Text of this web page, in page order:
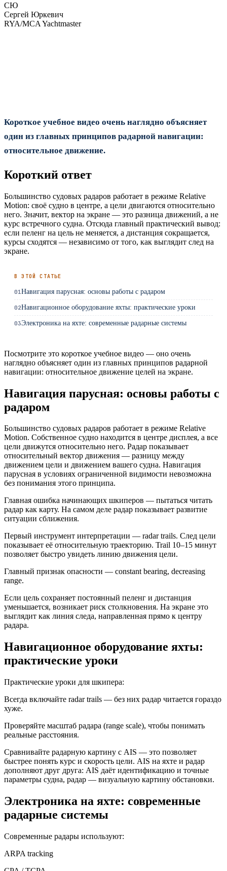
СЮ
Сергей Юркевич
RYA/MCA Yachtmaster
Короткое учебное видео очень наглядно объясняет
один из главных принципов радарной навигации:
относительное движение.
Короткий ответ
Большинство судовых радаров работает в режиме Relative
Motion: своё судно в центре, а цели двигаются относительно
него. Значит, вектор на экране — это разница движений, а не
курс встречного судна. Отсюда главный практический вывод:
если пеленг на цель не меняется, а дистанция сокращается,
курсы сходятся — независимо от того, как выглядит след на
экране.
В ЭТОЙ СТАТЬЕ
01Навигация парусная: основы работы с радаром
02Навигационное оборудование яхты: практические уроки
03Электроника на яхте: современные радарные системы
Посмотрите это короткое учебное видео — оно очень
наглядно объясняет один из главных принципов радарной
навигации: относительное движение целей на экране.
Навигация парусная: основы работы с
радаром
Большинство судовых радаров работает в режиме Relative
Motion. Собственное судно находится в центре дисплея, а все
цели движутся относительно него. Радар показывает
относительный вектор движения — разницу между
движением цели и движением вашего судна. Навигация
парусная в условиях ограниченной видимости невозможна
без понимания этого принципа.
Главная ошибка начинающих шкиперов — пытаться читать
радар как карту. На самом деле радар показывает развитие
ситуации сближения.
Первый инструмент интерпретации — radar trails. След цели
показывает её относительную траекторию. Trail 10–15 минут
позволяет быстро увидеть линию движения цели.
Главный признак опасности — constant bearing, decreasing
range.
Если цель сохраняет постоянный пеленг и дистанция
уменьшается, возникает риск столкновения. На экране это
выглядит как линия следа, направленная прямо к центру
радара.
Навигационное оборудование яхты:
практические уроки
Практические уроки для шкипера:
Всегда включайте radar trails — без них радар читается гораздо
хуже.
Проверяйте масштаб радара (range scale), чтобы понимать
реальные расстояния.
Сравнивайте радарную картину с AIS — это позволяет
быстрее понять курс и скорость цели. AIS на яхте и радар
дополняют друг друга: AIS даёт идентификацию и точные
параметры судна, радар — визуальную картину обстановки.
Электроника на яхте: современные
радарные системы
Современные радары используют:
ARPA tracking